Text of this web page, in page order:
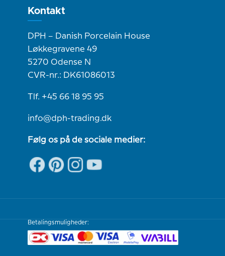
Kontakt
DPH – Danish Porcelain House
Løkkegravene 49
5270 Odense N
CVR-nr.: DK61086013
Tlf. +45 66 18 95 95
info@dph-trading.dk
Følg os på de sociale medier:
Betalingsmuligheder: